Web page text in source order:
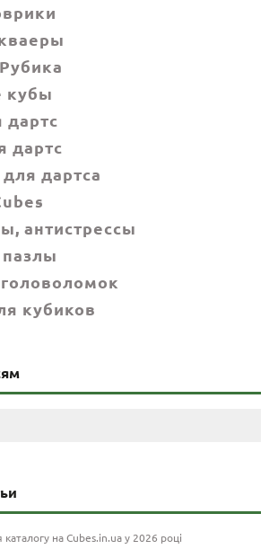
кубы
дартс
дартса
антистрессы
кубиков
на Cubes.in.ua у 2026 році